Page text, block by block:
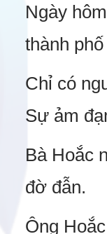
Ngày
thành
Chỉ có
Sự ảm
Bà Hoắc
đờ đẫn.
Ông